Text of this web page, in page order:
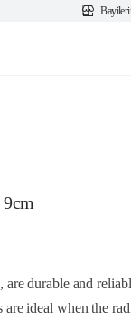
durable and
ideal when the